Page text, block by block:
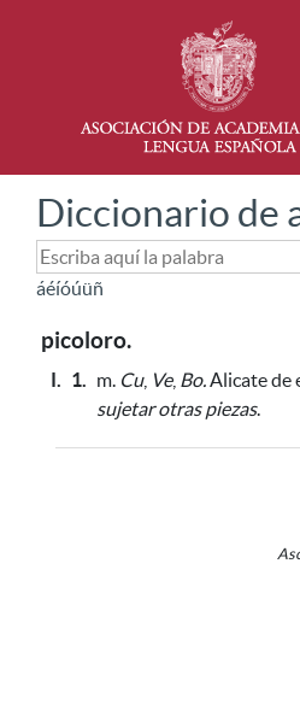
Diccionario de
áéíóúüñ
picoloro.
I. 1. m. Cu, Ve, Bo.Alicate de
sujetar otras piezas.